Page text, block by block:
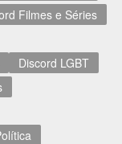
Filmes e Séries
Discord LGBT